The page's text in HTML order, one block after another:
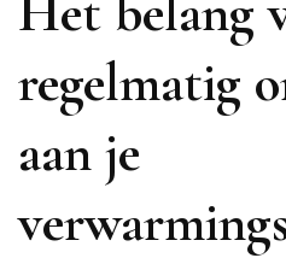
regelmatig
aan je